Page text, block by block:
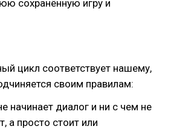
сохранённую игру и
цикл соответствует нашему,
своим правилам:
начинает диалог и ни с чем не
а просто стоит или